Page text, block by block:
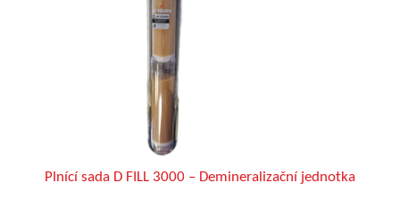
Plnící sada D FILL 3000 – Demineralizační jednotka